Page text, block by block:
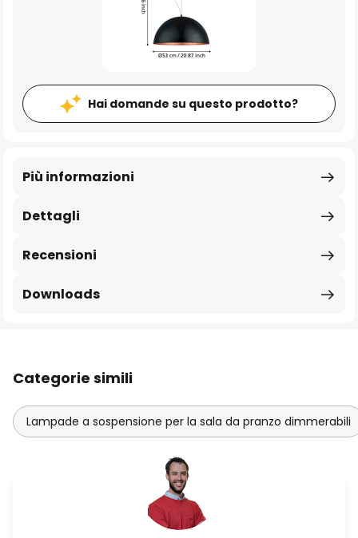
Hai domande su questo prodotto?
Dettagli
Più informazioni
Recensioni
Downloads
Categorie simili
Lampade a sospensione per la sala da pranzo dimmerabili